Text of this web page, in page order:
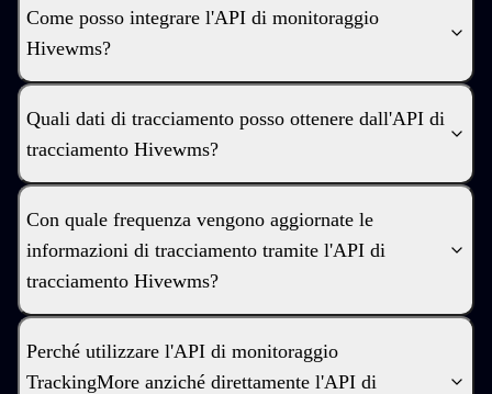
Come posso integrare l'API di monitoraggio
Hivewms?
Quali dati di tracciamento posso ottenere dall'API di
tracciamento Hivewms?
Con quale frequenza vengono aggiornate le
informazioni di tracciamento tramite l'API di
tracciamento Hivewms?
Perché utilizzare l'API di monitoraggio
TrackingMore anziché direttamente l'API di